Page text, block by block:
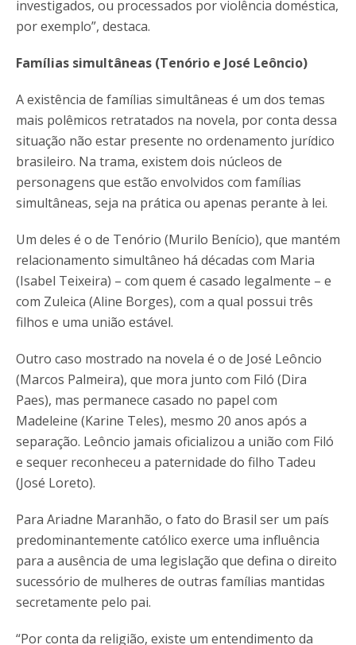
investigados, ou processados por violência doméstica,
por exemplo”, destaca.
Famílias simultâneas (Tenório e José Leôncio)
A existência de famílias simultâneas é um dos temas
mais polêmicos retratados na novela, por conta dessa
situação não estar presente no ordenamento jurídico
brasileiro. Na trama, existem dois núcleos de
personagens que estão envolvidos com famílias
simultâneas, seja na prática ou apenas perante à lei.
Um deles é o de Tenório (Murilo Benício), que mantém
relacionamento simultâneo há décadas com Maria
(Isabel Teixeira) – com quem é casado legalmente – e
com Zuleica (Aline Borges), com a qual possui três
filhos e uma união estável.
Outro caso mostrado na novela é o de José Leôncio
(Marcos Palmeira), que mora junto com Filó (Dira
Paes), mas permanece casado no papel com
Madeleine (Karine Teles), mesmo 20 anos após a
separação. Leôncio jamais oficializou a união com Filó
e sequer reconheceu a paternidade do filho Tadeu
(José Loreto).
Para Ariadne Maranhão, o fato do Brasil ser um país
predominantemente católico exerce uma influência
para a ausência de uma legislação que defina o direito
sucessório de mulheres de outras famílias mantidas
secretamente pelo pai.
“Por conta da religião, existe um entendimento da